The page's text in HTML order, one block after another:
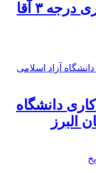
۳ آقا
دانشگاه
البرز